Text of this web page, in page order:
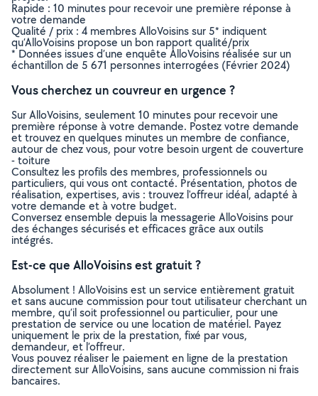
Rapide : 10 minutes pour recevoir une première réponse à
votre demande
Qualité / prix : 4 membres AlloVoisins sur 5* indiquent
qu’AlloVoisins propose un bon rapport qualité/prix
* Données issues d’une enquête AlloVoisins réalisée sur un
échantillon de 5 671 personnes interrogées (Février 2024)
Vous cherchez un couvreur en urgence ?
Sur AlloVoisins, seulement 10 minutes pour recevoir une
première réponse à votre demande. Postez votre demande
et trouvez en quelques minutes un membre de confiance,
autour de chez vous, pour votre besoin urgent de couverture
- toiture
Consultez les profils des membres, professionnels ou
particuliers, qui vous ont contacté. Présentation, photos de
réalisation, expertises, avis : trouvez l'offreur idéal, adapté à
votre demande et à votre budget.
Conversez ensemble depuis la messagerie AlloVoisins pour
des échanges sécurisés et efficaces grâce aux outils
intégrés.
Est-ce que AlloVoisins est gratuit ?
Absolument ! AlloVoisins est un service entièrement gratuit
et sans aucune commission pour tout utilisateur cherchant un
membre, qu’il soit professionnel ou particulier, pour une
prestation de service ou une location de matériel. Payez
uniquement le prix de la prestation, fixé par vous,
demandeur, et l’offreur.
Vous pouvez réaliser le paiement en ligne de la prestation
directement sur AlloVoisins, sans aucune commission ni frais
bancaires.